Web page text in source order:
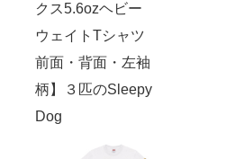
クス5.6ozヘビー
ウェイトTシャツ
前面・背面・左袖
柄】３匹のSleepy
Dog